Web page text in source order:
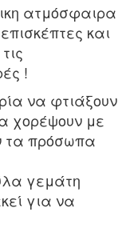
ατμόσφαιρα
και
!
να φτιάξουν
χορέψουν με
τα πρόσωπα
γεμάτη
για να